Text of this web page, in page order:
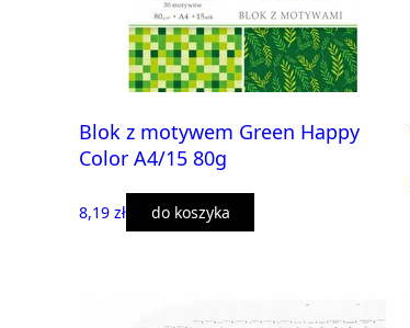
Blok z motywem Green Happy
Color A4/15 80g
8,19 zł do koszyka